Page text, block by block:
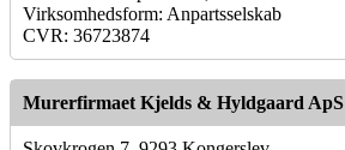
Virksomhedsform: Anpartsselskab
CVR: 36723874
Murerfirmaet Kjelds & Hyldgaard ApS